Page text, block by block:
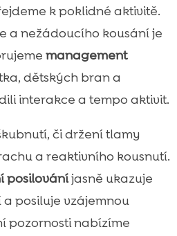
k poklidné aktivitě.
a nežádoucího kousání je
management
dětských bran a
interakce a tempo aktivit.
či držení tlamy
a reaktivního kousnutí.
posilováníjasně ukazuje
posiluje vzájemnou
pozornosti nabízíme